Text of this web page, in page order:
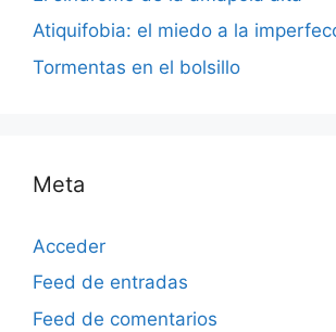
Atiquifobia: el miedo a la
Tormentas en el bolsillo
Meta
Acceder
Feed de entradas
Feed de comentarios